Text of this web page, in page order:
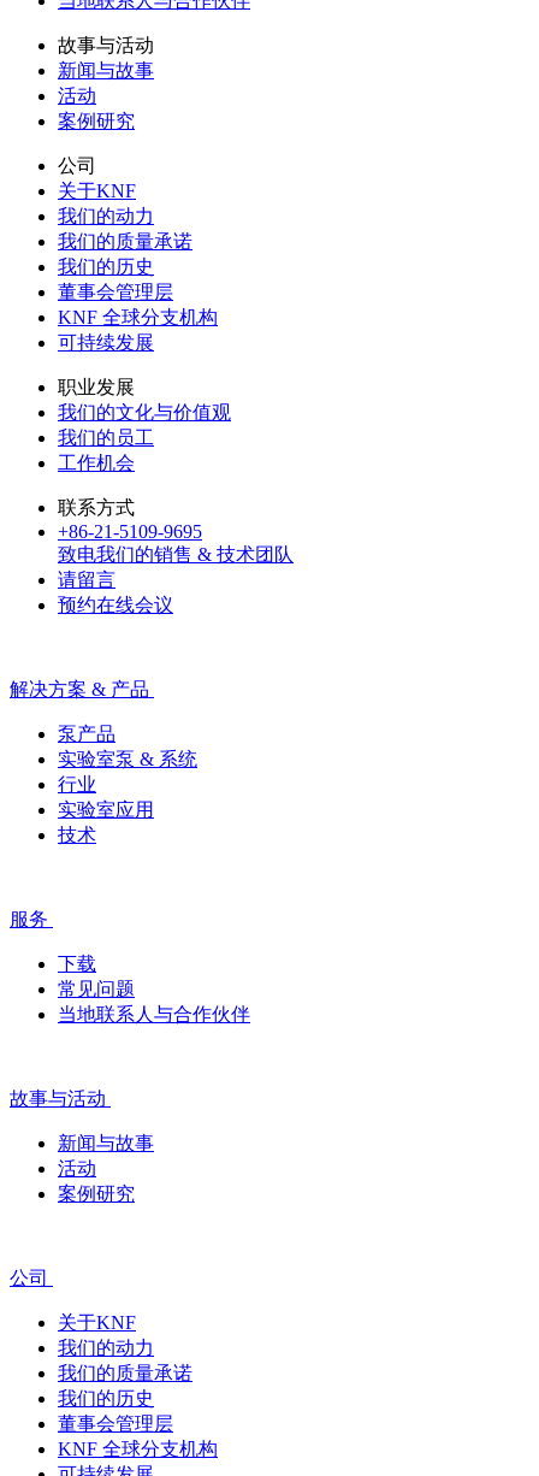
故事与活动
新闻与故事
活动
案例研究
公司
关于KNF
我们的动力
我们的质量承诺
我们的历史
董事会管理层
KNF 全球分支机构
可持续发展
职业发展
我们的文化与价值观
我们的员工
工作机会
联系方式
+86-21-5109-9695
致电我们的销售 & 技术团队
请留言
预约在线会议
解决方案 & 产品
泵产品
实验室泵 & 系统
行业
实验室应用
技术
服务
下载
常见问题
当地联系人与合作伙伴
故事与活动
新闻与故事
活动
案例研究
公司
关于KNF
我们的动力
我们的质量承诺
我们的历史
董事会管理层
KNF 全球分支机构